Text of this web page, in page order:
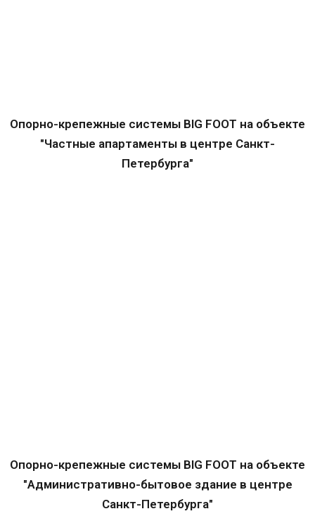
Опорно-крепежные системы BIG FOOT на объекте
"Частные апартаменты в центре Санкт-
Петербурга"
Опорно-крепежные системы BIG FOOT на объекте
"Административно-бытовое здание в центре
Санкт-Петербурга"